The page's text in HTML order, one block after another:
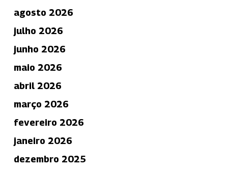
agosto 2026
julho 2026
junho 2026
maio 2026
abril 2026
março 2026
fevereiro 2026
janeiro 2026
dezembro 2025